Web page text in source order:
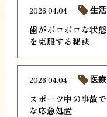
歯がボロボロな状
を克服する秘訣
2026.04.04 生活
スポーツ中の事故
な応急処置
2026.04.04 医療